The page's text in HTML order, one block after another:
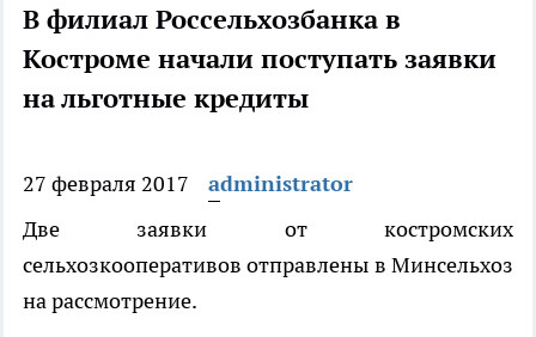
В филиал Россельхозбанка в
Костроме начали поступать заявки
на льготные кредиты
27 февраля 2017
administrator
Две заявки от костромских
сельхозкооперативов отправлены в Минсельхоз
на рассмотрение.